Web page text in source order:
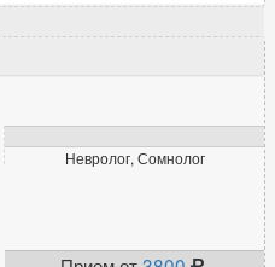
Невролог, Сомнолог